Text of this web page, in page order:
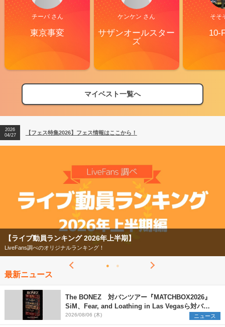
チーバ さん
東京事変
ケンケン さん
サザンオールスター
ズ
そそ
10-
マイベスト一覧へ
【フェス特集2026】フェス情報はここから！
【ライブ動員ランキング】2026年上半期編発表！
2026
04/27
【フェス特集2026】フェス情報はここから！
2026
【ライブ動員ランキング 2026年上半期】
LiveFans調べのオリジナルランキング！
最新ニュース
The BONEZ 対バンツアー『MATCHBOX2026』
SiM、Fear, and Loathing in Las Vegasら対バン
アーティストを一斉解禁
2026/08/06 (木) ニュース